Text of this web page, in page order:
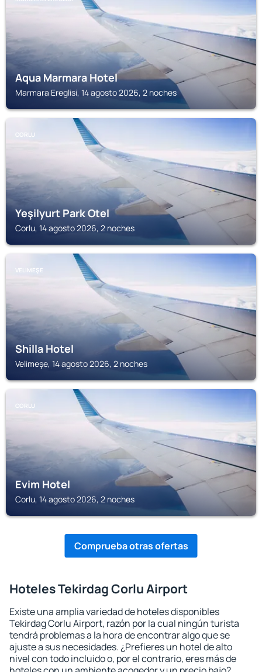
Aqua Marmara Hotel
Marmara Ereglisi, 14 agosto 2026, 2 noches
CORLU
Yeşilyurt Park Otel
Corlu, 14 agosto 2026, 2 noches
VELIMEŞE
Shilla Hotel
Velimeşe, 14 agosto 2026, 2 noches
CORLU
Evim Hotel
Corlu, 14 agosto 2026, 2 noches
Comprueba otras ofertas
Hoteles Tekirdag Corlu Airport
Existe una amplia variedad de hoteles disponibles
Tekirdag Corlu Airport, razón por la cual ningún turista
tendrá problemas a la hora de encontrar algo que se
ajuste a sus necesidades. ¿Prefieres un hotel de alto
nivel con todo incluido o, por el contrario, eres más de